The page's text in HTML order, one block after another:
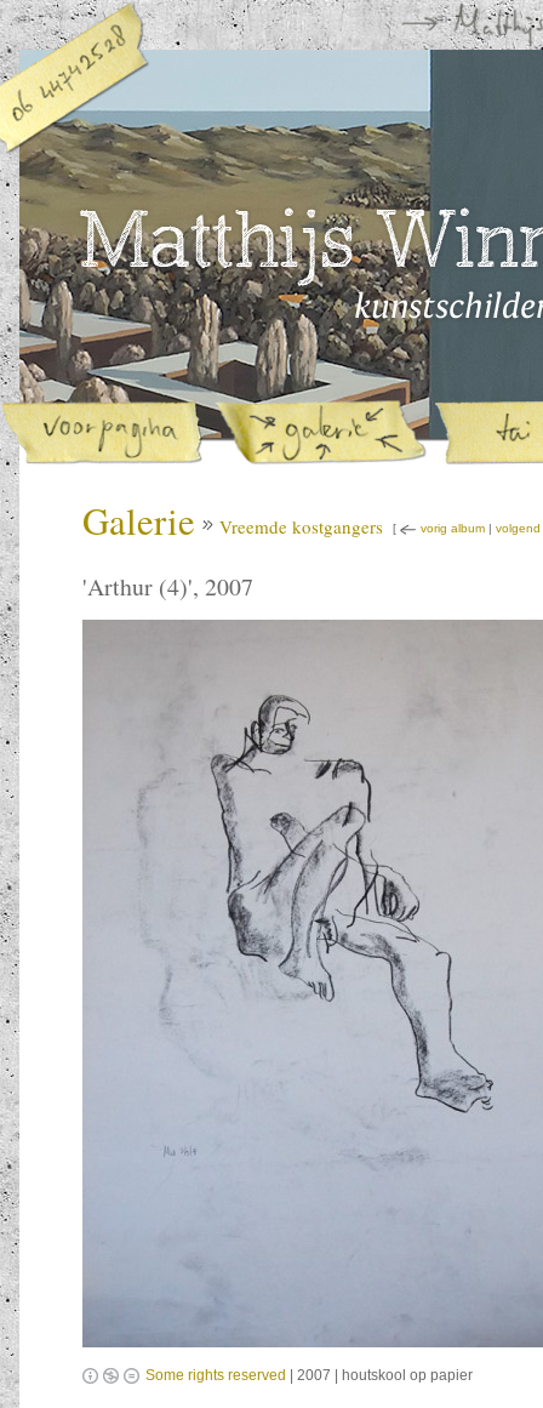
Galerie Vreemde kostgangers [ vorig album | volgend
'Arthur (4)', 2007
Some rights reserved | 2007 | houtskool op papier